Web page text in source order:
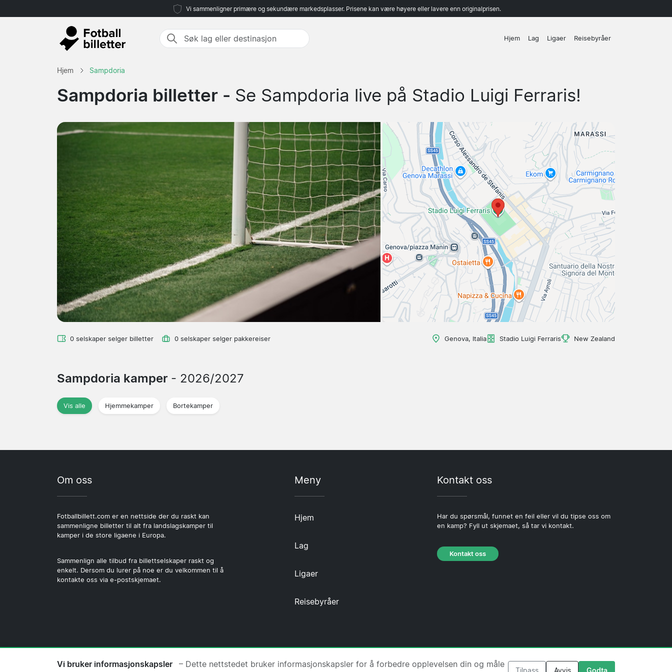
Vi sammenligner primære og sekundære markedsplasser. Prisene kan være høyere eller lavere enn originalprisen.
Hjem Lag Ligaer Reisebyråer
Hjem Sampdoria
Sampdoria billetter - Se Sampdoria live på Stadio Luigi Ferraris!
0 selskaper selger billetter 0 selskaper selger pakkereiser Genova, Italia Stadio Luigi Ferraris New Zealand
Sampdoria kamper - 2026/2027
Vis alle Hjemmekamper Bortekamper
Om oss
Fotballbillett.com er en nettside der du raskt kan
sammenligne billetter til alt fra landslagskamper til
kamper i de store ligaene i Europa.
Sammenlign alle tilbud fra billettselskaper raskt og
enkelt. Dersom du lurer på noe er du velkommen til å
kontakte oss via e-postskjemaet.
Meny
Hjem
Lag
Ligaer
Reisebyråer
Kontakt oss
Har du spørsmål, funnet en feil eller vil du tipse oss om
en kamp? Fyll ut skjemaet, så tar vi kontakt.
Kontakt oss
© 2026 Copyright Fotballbillett.com ·Om oss·Kontakt oss·Personvernerklæring·Informasjonskapsel-policy·Redaksjonell policy
Vi bruker informasjonskapsler
– Dette nettstedet bruker informasjonskapsler for å forbedre opplevelsen din og måle
Tilpass Avvis Godta